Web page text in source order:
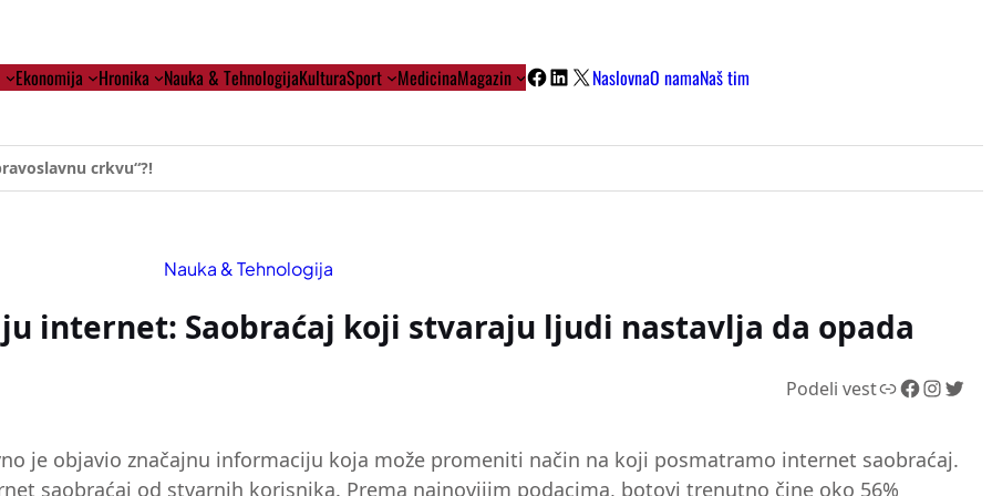
Ekonomija Hronika Nauka & TehnologijaKulturaSport MedicinaMagazin Facebook
LinkedIn
X NaslovnaO namaNaš tim
crkvu“?!
Nauka & Tehnologija
internet: Saobraćaj koji stvaraju ljudi nastavlja da opada
Podeli vestLink Facebook InstagramTwitter
je objavio značajnu informaciju koja može promeniti način na koji posmatramo internet saobraćaj.
saobraćaj od stvarnih korisnika. Prema najnovijim podacima, botovi trenutno čine oko 56%